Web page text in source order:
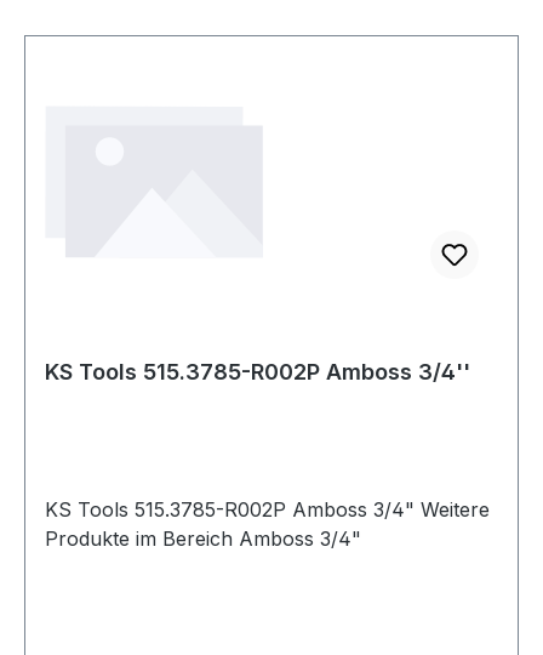
KS Tools 515.3785-R002P Amboss 3/4''
KS Tools 515.3785-R002P Amboss 3/4" Weitere
Produkte im Bereich Amboss 3/4"